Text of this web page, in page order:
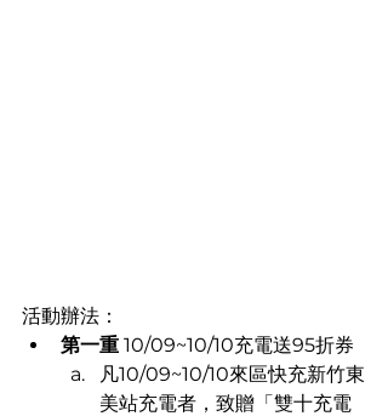
活動辦法：
第一重 10/09~10/10充電送95折券​
凡10/09~10/10來區快充新竹東
美站充電者，致贈「雙十充電